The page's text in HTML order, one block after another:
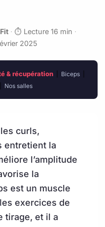
· ⏱️ Lecture 16 min ·
2025
& récupération Biceps
Nos salles
curls,
entretient la
l’amplitude
la
est un muscle
exercices de
tirage, et il a